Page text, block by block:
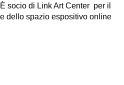
socio di Link Art Center per il
dello spazio espositivo online